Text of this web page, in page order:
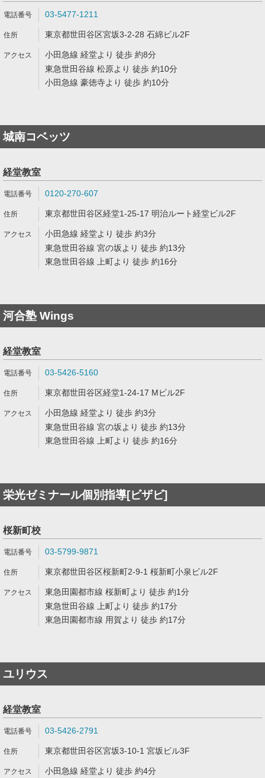
03-5477-1211
東京都世田谷区宮坂3-2-28 石綿ビル2F
小田急線 経堂より 徒歩 約8分
東急世田谷線 松原より 徒歩 約10分
小田急線 豪徳寺より 徒歩 約10分
城南コベッツ
経堂教室
0120-270-607
東京都世田谷区経堂1-25-17 明治ルート経堂ビル2F
小田急線 経堂より 徒歩 約3分
東急世田谷線 宮の坂より 徒歩 約13分
東急世田谷線 上町より 徒歩 約16分
河合塾 Wings
経堂教室
03-5426-5160
東京都世田谷区経堂1-24-17 Mビル2F
小田急線 経堂より 徒歩 約3分
東急世田谷線 宮の坂より 徒歩 約13分
東急世田谷線 上町より 徒歩 約16分
栄光ゼミナール個別指導[ビザビ]
桜新町校
03-5799-9871
東京都世田谷区桜新町2-9-1 桜新町小泉ビル2F
東急田園都市線 桜新町より 徒歩 約1分
東急世田谷線 上町より 徒歩 約17分
東急田園都市線 用賀より 徒歩 約17分
ユリウス
経堂教室
03-5426-2791
東京都世田谷区宮坂3-10-1 宮坂ビル3F
小田急線 経堂より 徒歩 約4分